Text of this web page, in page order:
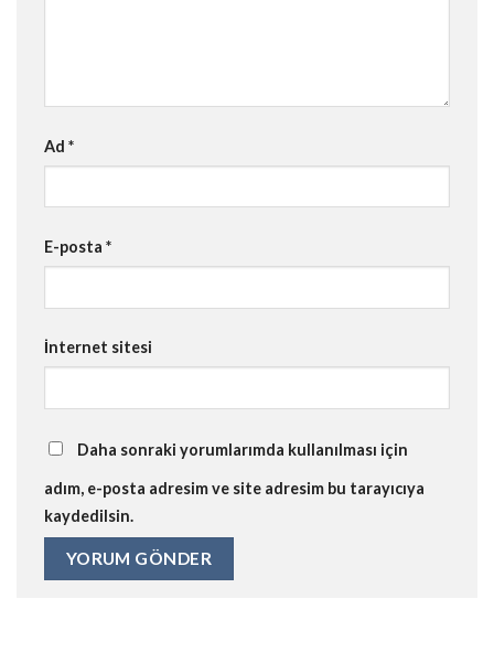
Ad *
E-posta *
İnternet sitesi
Daha sonraki yorumlarımda kullanılması için
adım, e-posta adresim ve site adresim bu tarayıcıya
kaydedilsin.